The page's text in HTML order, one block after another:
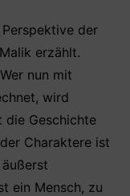
der
erzählt.
nun mit
wird
die Geschichte
Charaktere ist
ein Mensch, zu